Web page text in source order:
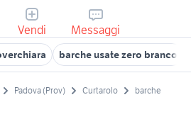
Vendi Messaggi
barche usate zero branco
Padova (Prov) Curtarolo barche